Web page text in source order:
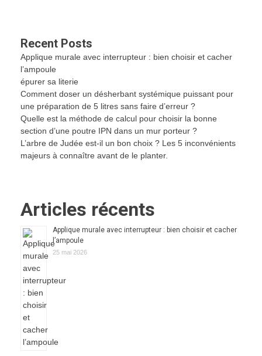
Recent Posts
Applique murale avec interrupteur : bien choisir et cacher
l’ampoule
épurer sa literie
Comment doser un désherbant systémique puissant pour
une préparation de 5 litres sans faire d’erreur ?
Quelle est la méthode de calcul pour choisir la bonne
section d’une poutre IPN dans un mur porteur ?
L’arbre de Judée est-il un bon choix ? Les 5 inconvénients
majeurs à connaître avant de le planter.
Articles récents
Applique murale avec interrupteur : bien choisir et cacher
l’ampoule
25 mai 2026